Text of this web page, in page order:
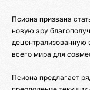
Псиона призвана
новую эру
всего мира для
Псиона предлагает